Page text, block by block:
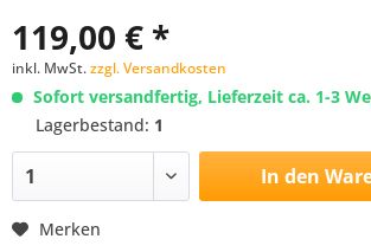
119,00 € *
inkl. MwSt.zzgl. Versandkosten
Sofort versandfertig, Lieferzeit ca. 1-3
Lagerbestand: 1
In den
Merken